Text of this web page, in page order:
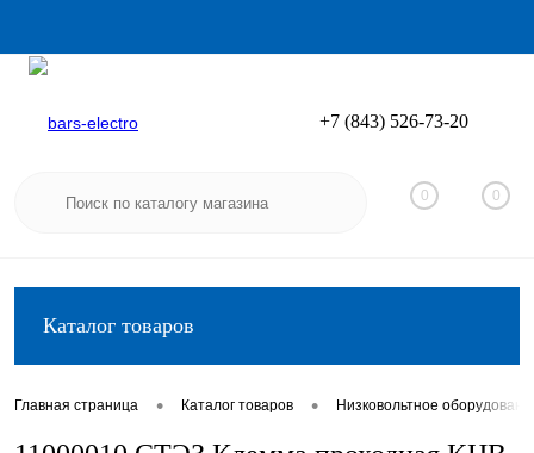
Вход
+7 (843) 526-73-20
0 0
Каталог товаров
Главная страница • Каталог товаров • Низковольтное